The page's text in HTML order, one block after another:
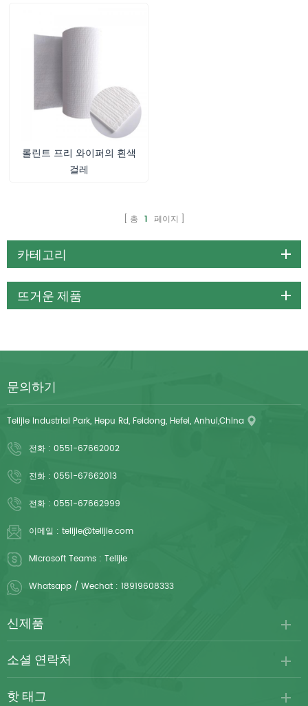
롤린트 프리 와이퍼의 흰색
걸레
총 1 페이지
카테고리
뜨거운 제품
문의하기
Telijie Industrial Park, Hepu Rd, Feidong, Hefei, Anhui,China
전화 : 0551-67662002
전화 : 0551-67662013
전화 : 0551-67662999
이메일 : telijie@telijie.com
Microsoft Teams : Telijie
Whatsapp / Wechat : 18919608333
신제품
소셜 연락처
핫 태그